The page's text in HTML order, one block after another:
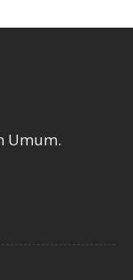
Umum.